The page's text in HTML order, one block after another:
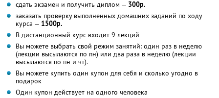
сдать экзамен и получить диплом — 300р.
заказать проверку выполненных домашних заданий по ходу
курса — 1500р.
В дистанционный курс входит 9 лекций
Вы можете выбрать свой режим занятий: один раз в неделю
(лекции высылаются по пн) или два раза в неделю (лекции
высылаются по пн и чт).
Вы можете купить один купон для себя и сколько угодно в
подарок
Один купон действует на одного человека